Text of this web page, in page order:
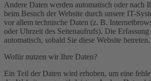
Andere Daten werden automatisch oder nach
beim Besuch der Website durch unsere IT-
vor allem technische Daten (z. B.
oder Uhrzeit des Seitenaufrufs). Die
automatisch, sobald Sie diese Website betreten.
Wofür nutzen wir Ihre Daten?
Ein Teil der Daten wird erhoben, um eine